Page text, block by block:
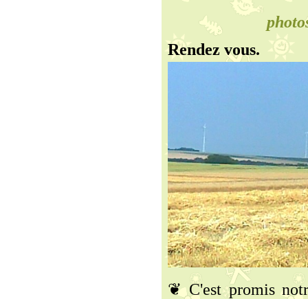
Rendez vous.
❦ C'est promis